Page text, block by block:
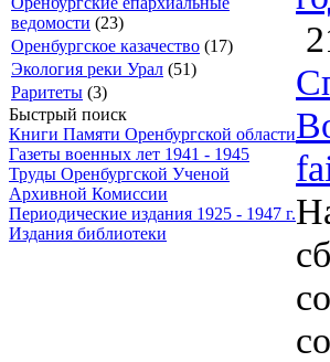
ведомости (23)
Оренбургское казачество (17)
Экология реки Урал (51)
Раритеты (3)
Быстрый поиск
Книги Памяти Оренбургской области
Газеты военных лет 1941 - 1945
Труды Оренбургской Ученой
Архивной Комиссии
Периодические издания 1925 - 1947 г.
Издания библиотеки